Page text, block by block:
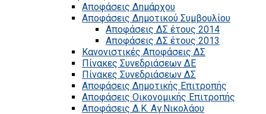
Αποφάσεις Δημάρχου
Αποφάσεις Δημοτικού Συμβουλίου
Αποφάσεις ΔΣ έτους 2014
Αποφάσεις ΔΣ έτους 2013
Κανονιστικές Αποφάσεις ΔΣ
Πίνακες Συνεδριάσεων ΔΕ
Πίνακες Συνεδριάσεων ΔΣ
Αποφάσεις Δημοτικής Επιτροπής
Αποφάσεις Οικονομικής Επιτροπής
Αποφάσεις Δ.Κ. Αγ.Νικολάου